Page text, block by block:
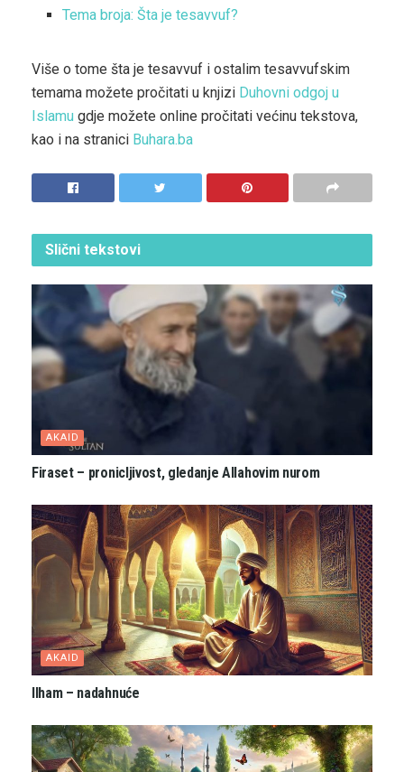
Tema broja: Šta je tesavvuf?
Više o tome šta je tesavvuf i ostalim tesavvufskim
temama možete pročitati u knjizi Duhovni odgoj u
Islamu gdje možete online pročitati većinu tekstova,
kao i na stranici Buhara.ba
Slični tekstovi
AKAID
Firaset – pronicljivost, gledanje Allahovim nurom
AKAID
Ilham – nadahnuće